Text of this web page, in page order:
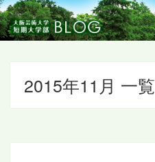
2015年11月 一覧